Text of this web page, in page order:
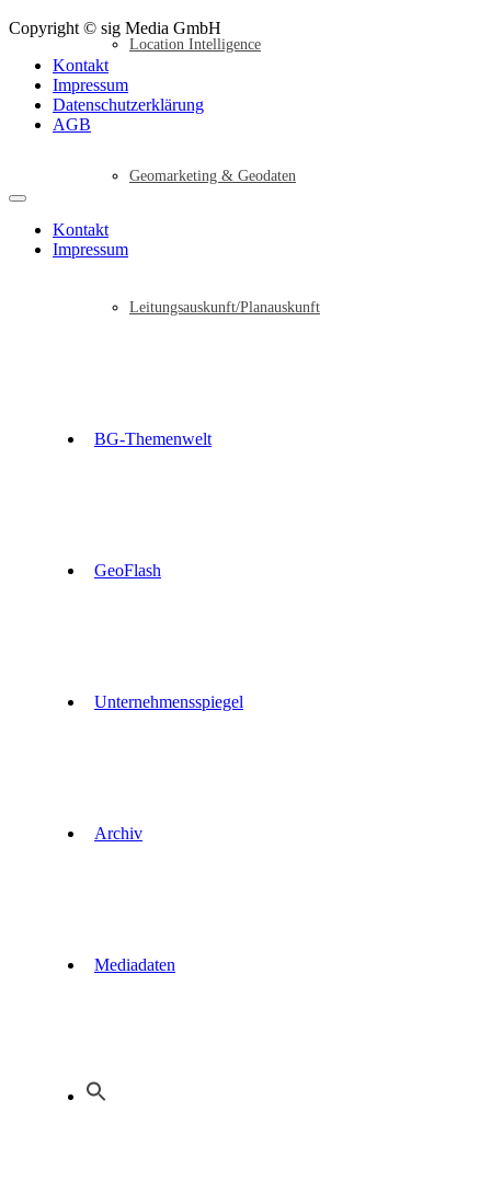
Location Intelligence
Geomarketing & Geodaten
Leitungsauskunft/Planauskunft
BG-Themenwelt
GeoFlash
Unternehmensspiegel
Archiv
Mediadaten
Copyright © sig Media GmbH
Kontakt
Impressum
Datenschutzerklärung
AGB
Kontakt
Impressum